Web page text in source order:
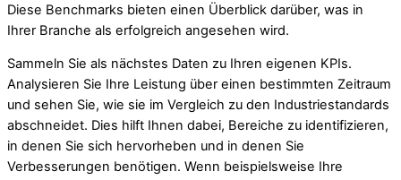
Diese Benchmarks bieten einen Überblick darüber, was in
Ihrer Branche als erfolgreich angesehen wird.
Sammeln Sie als nächstes Daten zu Ihren eigenen KPIs.
Analysieren Sie Ihre Leistung über einen bestimmten Zeitraum
und sehen Sie, wie sie im Vergleich zu den Industriestandards
abschneidet. Dies hilft Ihnen dabei, Bereiche zu identifizieren,
in denen Sie sich hervorheben und in denen Sie
Verbesserungen benötigen. Wenn beispielsweise Ihre